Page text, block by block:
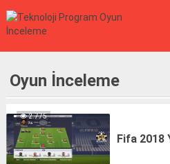
Oyun İnceleme
2.775
Fifa 2018